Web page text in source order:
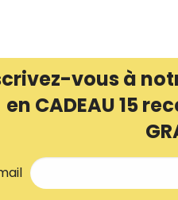
vous à
en CADEAU 15